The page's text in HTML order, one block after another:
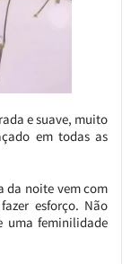
e suave, muito
em todas as
da noite vem com
esforço. Não
uma feminilidade